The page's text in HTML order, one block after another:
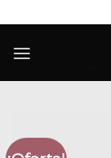
al
contenido